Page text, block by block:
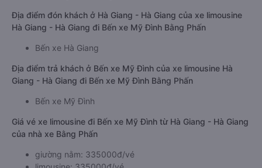
Địa điểm đón khách ở Hà Giang - Hà Giang của xe limousine
Hà Giang - Hà Giang đi Bến xe Mỹ Đình Bằng Phấn
Bến xe Hà Giang
Địa điểm trả khách ở Bến xe Mỹ Đình của xe limousine Hà
Giang - Hà Giang đi Bến xe Mỹ Đình Bằng Phấn
Bến xe Mỹ Đình
Giá vé xe limousine đi Bến xe Mỹ Đình từ Hà Giang - Hà Giang
của nhà xe Bằng Phấn
giường nằm: 335000đ/vé